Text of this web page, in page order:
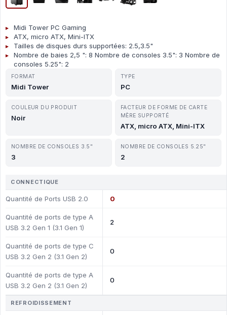
Midi Tower PC Gaming
ATX, micro ATX, Mini-ITX
Tailles de disques durs supportées: 2.5,3.5"
Nombre de baies 2,5 ": 8 Nombre de consoles 3.5": 3 Nombre de
consoles 5.25": 2
FORMAT
Midi Tower
TYPE
PC
COULEUR DU PRODUIT
Noir
FACTEUR DE FORME DE CARTE
MÈRE SUPPORTÉ
ATX, micro ATX, Mini-ITX
NOMBRE DE CONSOLES 3.5"
3
NOMBRE DE CONSOLES 5.25"
2
CONNECTIQUE
Quantité de Ports USB 2.0 0
Quantité de ports de type A
USB 3.2 Gen 1 (3.1 Gen 1)
2
Quantité de ports de type C
USB 3.2 Gen 2 (3.1 Gen 2)
0
Quantité de ports de type A
USB 3.2 Gen 2 (3.1 Gen 2)
0
REFROIDISSEMENT